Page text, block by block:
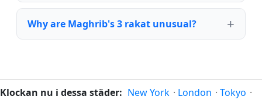
Why are Maghrib's 3 rakat unusual?
Klockan nu i dessa städer: New York · London · Tokyo ·